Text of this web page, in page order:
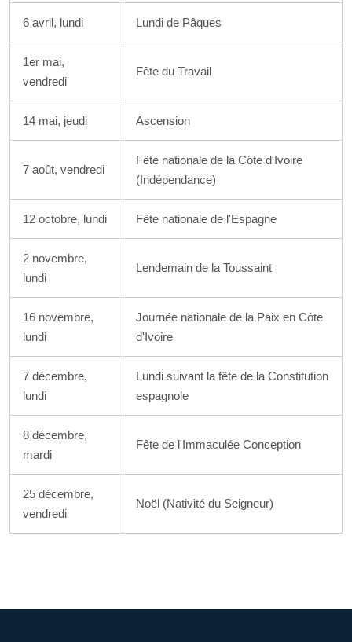
6 avril, lundi Lundi de Pâques
1er mai,
vendredi
Fête du Travail
14 mai, jeudi Ascension
7 août, vendredi
Fête nationale de la Côte d'Ivoire
(Indépendance)
12 octobre, lundi Fête nationale de l'Espagne
2 novembre,
lundi
Lendemain de la Toussaint
16 novembre,
lundi
Journée nationale de la Paix en Côte
d'Ivoire
7 décembre,
lundi
Lundi suivant la fête de la Constitution
espagnole
8 décembre,
mardi
Fête de l'Immaculée Conception
25 décembre,
vendredi
Noël (Nativité du Seigneur)